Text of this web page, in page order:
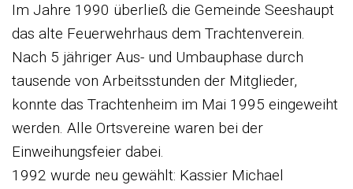
Im Jahre 1990 überließ die Gemeinde Seeshaupt
das alte Feuerwehrhaus dem Trachtenverein.
Nach 5 jähriger Aus- und Umbauphase durch
tausende von Arbeitsstunden der Mitglieder,
konnte das Trachtenheim im Mai 1995 eingeweiht
werden. Alle Ortsvereine waren bei der
Einweihungsfeier dabei.
1992 wurde neu gewählt: Kassier Michael